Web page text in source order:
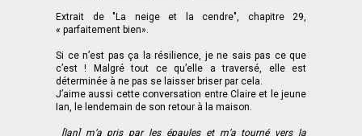
Extrait de "La neige et la cendre", chapitre 29,
« parfaitement bien».
Si ce n’est pas ça la résilience, je ne sais pas ce que
c’est ! Malgré tout ce qu’elle a traversé, elle est
déterminée à ne pas se laisser briser par cela.
J’aime aussi cette conversation entre Claire et le jeune
Ian, le lendemain de son retour à la maison.
[Ian] m’a pris par les épaules et m’a tourné vers la